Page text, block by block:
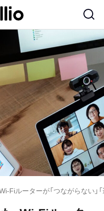
Fiルーターが「つながらない」